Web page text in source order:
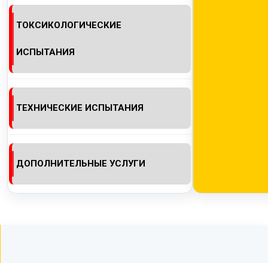
ТОКСИКОЛОГИЧЕСКИЕ
ИСПЫТАНИЯ
ТЕХНИЧЕСКИЕ ИСПЫТАНИЯ
ДОПОЛНИТЕЛЬНЫЕ УСЛУГИ